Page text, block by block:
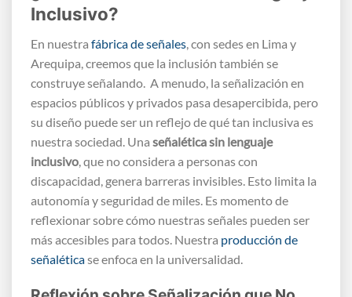
Inclusivo?
En nuestra fábrica de señales, con sedes en Lima y
Arequipa, creemos que la inclusión también se
construye señalando. A menudo, la señalización en
espacios públicos y privados pasa desapercibida, pero
su diseño puede ser un reflejo de qué tan inclusiva es
nuestra sociedad. Una señalética sin lenguaje
inclusivo, que no considera a personas con
discapacidad, genera barreras invisibles. Esto limita la
autonomía y seguridad de miles. Es momento de
reflexionar sobre cómo nuestras señales pueden ser
más accesibles para todos. Nuestra producción de
señaléticase enfoca en la universalidad.